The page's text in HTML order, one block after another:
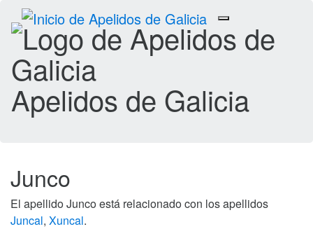
Toggle
navigation
Apelidos de Galicia
Junco
El apellido Junco está relacionado con los apellidos
Juncal, Xuncal.